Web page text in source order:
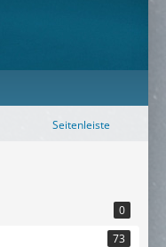
Seitenleiste
0
73